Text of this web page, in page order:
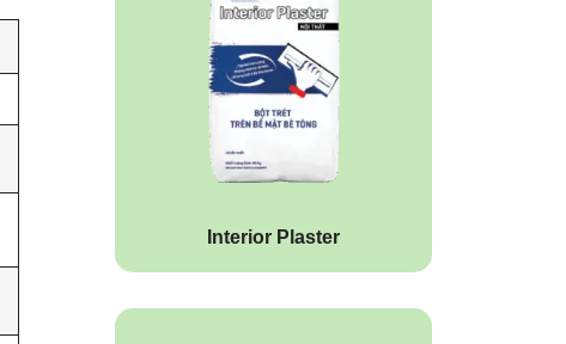
Interior Plaster